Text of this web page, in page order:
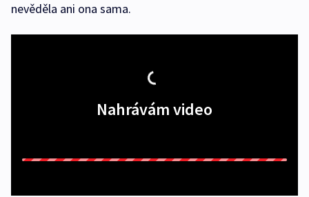
nevěděla ani ona sama.
Nahrávám video